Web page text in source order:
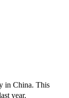
in China. This
year.